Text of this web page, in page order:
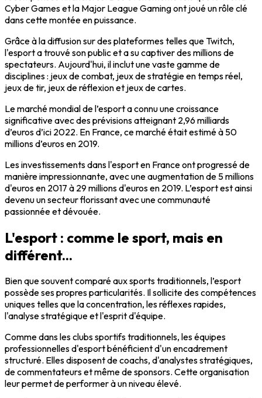
Cyber Games et la Major League Gaming ont joué un rôle clé
dans cette montée en puissance.
Grâce à la diffusion sur des plateformes telles que Twitch,
l'esport a trouvé son public et a su captiver des millions de
spectateurs. Aujourd'hui, il inclut une vaste gamme de
disciplines : jeux de combat, jeux de stratégie en temps réel,
jeux de tir, jeux de réflexion et jeux de cartes.
Le marché mondial de l’esport a connu une croissance
significative avec des prévisions atteignant 2,96 milliards
d’euros d’ici 2022. En France, ce marché était estimé à 50
millions d’euros en 2019.
Les investissements dans l'esport en France ont progressé de
manière impressionnante, avec une augmentation de 5 millions
d'euros en 2017 à 29 millions d'euros en 2019. L’esport est ainsi
devenu un secteur florissant avec une communauté
passionnée et dévouée.
L'esport : comme le sport, mais en
différent...
Bien que souvent comparé aux sports traditionnels, l’esport
possède ses propres particularités. Il sollicite des compétences
uniques telles que la concentration, les réflexes rapides,
l'analyse stratégique et l'esprit d'équipe.
Comme dans les clubs sportifs traditionnels, les équipes
professionnelles d'esport bénéficient d'un encadrement
structuré. Elles disposent de coachs, d'analystes stratégiques,
de commentateurs et même de sponsors. Cette organisation
leur permet de performer à un niveau élevé.